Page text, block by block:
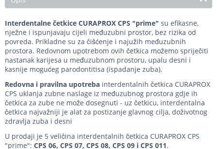
Interdentalne četkice CURAPROX CPS "prime" su efikasne,
nježne i ispunjavaju cijeli međuzubni prostor, bez rizika od
povreda. Prikladne su za čišćenje i najužih međuzubnih
prostora. Redovnom upotrebom ovih četkica možemo spriječiti
nastanak karijesa u međuzubnom prostoru, upalu desni i
kasnije mogućeg parodontitisa (ispadanje zuba).
Redovna i pravilna upotreba interdentalnih četkica CURAPROX
CPS uklanja zubne naslage iz međuzubnog prostora gdje ih
četkica za zube ne može dosegnuti - uz četkicu, interdentalna
četkica najvažniji je alat za postizanje glavnog cilja, doživotnog
zdravlja zuba i desni
U prodaji je 5 veličina interdentalnih četkica CURAPROX CPS
"prime": CPS 06, CPS 07, CPS 08, CPS 09 i CPS 011.